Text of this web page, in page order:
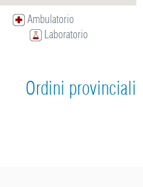
Ambulatorio
Laboratorio
Ordini provinciali